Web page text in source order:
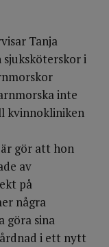
Tanja
sjuksköterskor i
inte
kvinnokliniken
gör att hon
av
på
några
göra sina
i ett nytt